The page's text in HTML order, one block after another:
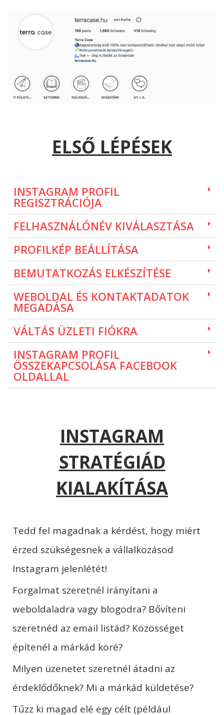
ELSŐ LÉPÉSEK
INSTAGRAM PROFIL
REGISZTRÁCIÓJA
FELHASZNÁLÓNÉV KIVÁLASZTÁSA
PROFILKÉP BEÁLLÍTÁSA
BEMUTATKOZÁS ELKÉSZÍTÉSE
WEBOLDAL ÉS KONTAKTADATOK
MEGADÁSA
VÁLTÁS ÜZLETI FIÓKRA
INSTAGRAM PROFIL
ÖSSZEKAPCSOLÁSA FACEBOOK
OLDALLAL
INSTAGRAM
STRATÉGIÁD
KIALAKÍTÁSA
Tedd fel magadnak a kérdést, hogy miért
érzed szükségesnek a vállalkozásod
Instagram jelenlétét!
Forgalmat szeretnél irányítani a
weboldaladra vagy blogodra? Bővíteni
szeretnéd az email listád? Közösséget
építenél a márkád köré?
Milyen üzenetet szeretnél átadni az
érdeklődőknek? Mi a márkád küldetése?
Tűzz ki magad elé egy célt (például